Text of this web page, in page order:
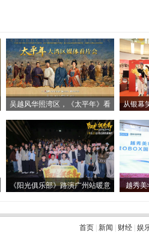
吴越风华照湾区，《太平年》看 从银幕
《阳光俱乐部》路演广州站暖意 越秀美
首页| 新闻 财经| 娱